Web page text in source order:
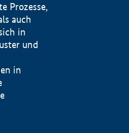
Prozesse,
auch
in
und
in